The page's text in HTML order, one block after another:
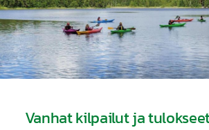
Vanhat kilpailut ja